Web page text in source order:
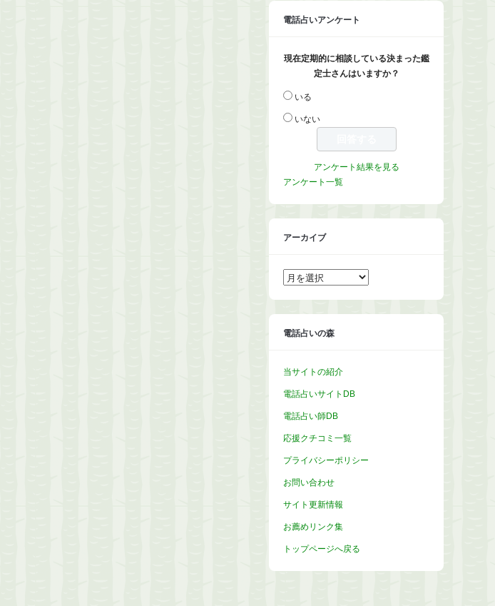
電話占いアンケート
現在定期的に相談している決まった鑑
定士さんはいますか？
いる
いない
アンケート結果を見る
アンケート一覧
アーカイブ
ア
ー
イ
電話占いの森
当サイトの紹介
電話占いサイトDB
電話占い師DB
応援クチコミ一覧
プライバシーポリシー
お問い合わせ
サイト更新情報
お薦めリンク集
トップページへ戻る